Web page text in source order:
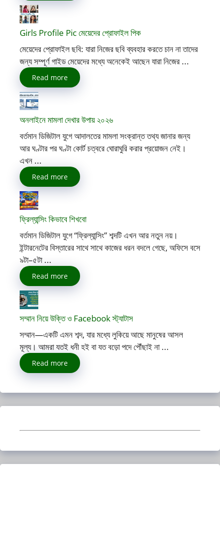
Girls Profile Pic মেয়েদের প্রোফাইল পিক
মেয়েদের প্রোফাইল ছবি: যারা নিজের ছবি ব্যবহার করতে চান না তাদের
জন্য সম্পূর্ণ গাইড মেয়েদের মধ্যে অনেকেই আছেন যারা নিজের ...
Read more
অনলাইনে মামলা দেখার উপায় ২০২৬
বর্তমান ডিজিটাল যুগে আদালতের মামলা সংক্রান্ত তথ্য জানার জন্য
আর ঘণ্টার পর ঘণ্টা কোর্ট চত্বরে ঘোরাঘুরি করার প্রয়োজন নেই।
এখন ...
Read more
ফ্রিল্যান্সিং কিভাবে শিখবো
বর্তমান ডিজিটাল যুগে “ফ্রিল্যান্সিং” শব্দটি এখন আর নতুন নয়।
ইন্টারনেটের বিস্তারের সাথে সাথে কাজের ধরন বদলে গেছে, অফিসে বসে
৯টা–৫টা ...
Read more
সম্মান নিয়ে উক্তি ও Facebook স্ট্যাটাস
সম্মান—একটি এমন শব্দ, যার মধ্যে লুকিয়ে আছে মানুষের আসল
মূল্য। আমরা যতই ধনী হই বা যত বড়ো পদে পৌঁছাই না ...
Read more